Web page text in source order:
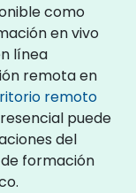
como
en vivo
línea
remota en
remoto
puede
del
formación